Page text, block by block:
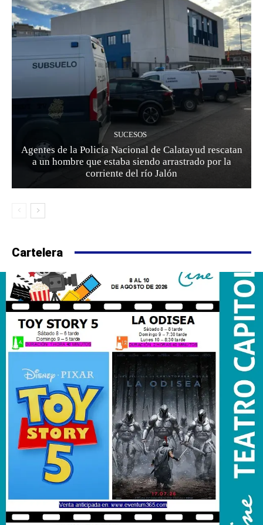
SUCESOS
Agentes de la Policía Nacional de Calatayud rescatan
a un hombre que estaba siendo arrastrado por la
corriente del río Jalón
Cartelera